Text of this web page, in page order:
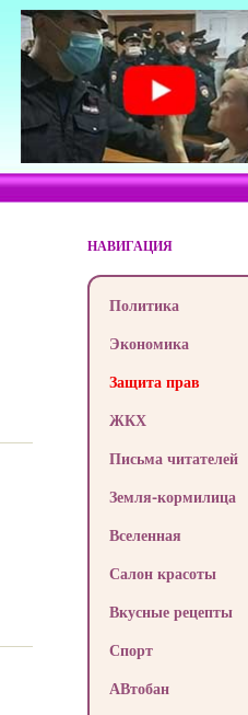
НАВИГАЦИЯ
Политика
Экономика
Защита прав
ЖКХ
Письма читателей
Земля-кормилица
Вселенная
Салон красоты
Вкусные рецепты
Спорт
АВтобан